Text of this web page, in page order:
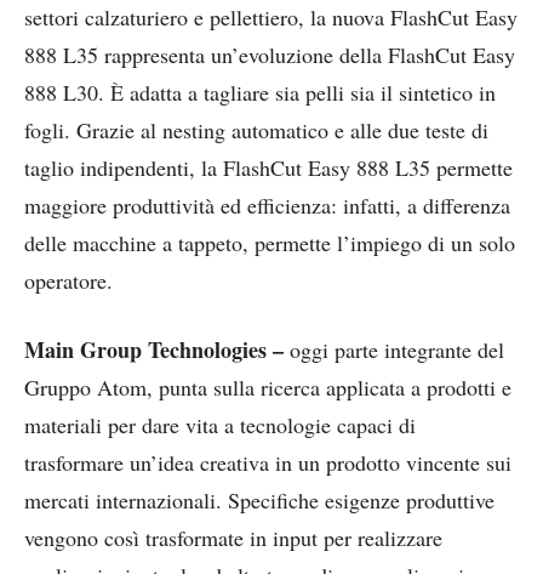
settori calzaturiero e pellettiero, la nuova FlashCut Easy
888 L35 rappresenta un’evoluzione della FlashCut Easy
888 L30. È adatta a tagliare sia pelli sia il sintetico in
fogli. Grazie al nesting automatico e alle due teste di
taglio indipendenti, la FlashCut Easy 888 L35 permette
maggiore produttività ed efficienza: infatti, a differenza
delle macchine a tappeto, permette l’impiego di un solo
operatore.
Main Group Technologies – oggi parte integrante del
Gruppo Atom, punta sulla ricerca applicata a prodotti e
materiali per dare vita a tecnologie capaci di
trasformare un’idea creativa in un prodotto vincente sui
mercati internazionali. Specifiche esigenze produttive
vengono così trasformate in input per realizzare